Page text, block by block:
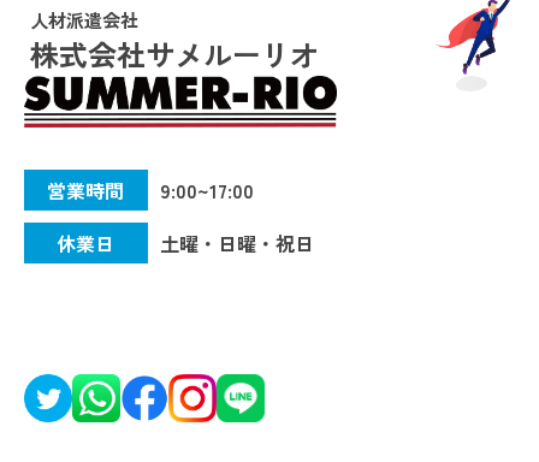
人材派遣会社
株式会社サメルーリオ
営業時間
9:00~17:00
休業日
土曜・日曜・祝日